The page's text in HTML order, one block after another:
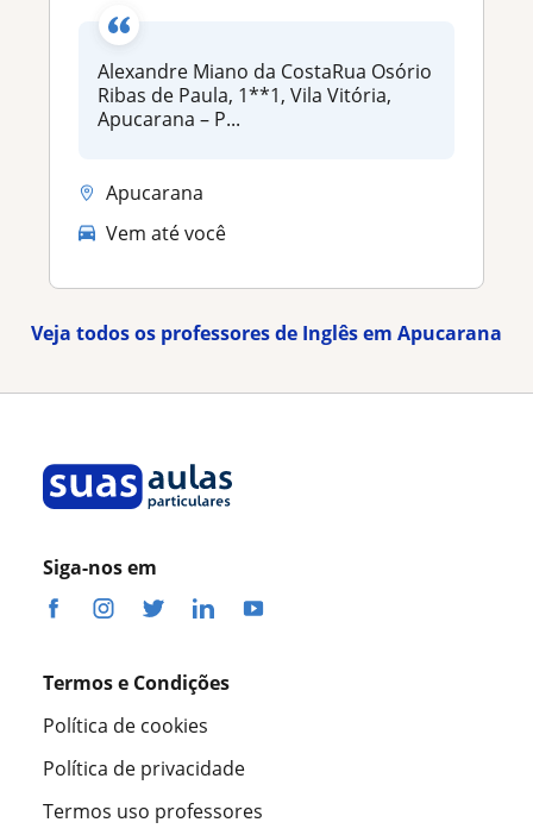
Alexandre Miano da CostaRua Osório
Ribas de Paula, 1**1, Vila Vitória,
Apucarana – P...
Apucarana
Vem até você
Veja todos os professores de Inglês em Apucarana
Siga-nos em
Termos e Condições
Política de cookies
Política de privacidade
Termos uso professores